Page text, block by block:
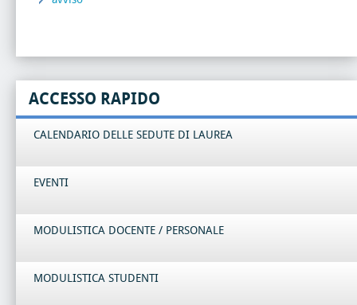
ACCESSO RAPIDO
CALENDARIO DELLE SEDUTE DI LAUREA
EVENTI
MODULISTICA DOCENTE / PERSONALE
MODULISTICA STUDENTI